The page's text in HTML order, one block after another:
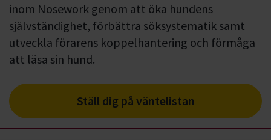
inom Nosework genom att öka hundens
självständighet, förbättra söksystematik samt
utveckla förarens koppelhantering och förmåga
att läsa sin hund.
Ställ dig på väntelistan